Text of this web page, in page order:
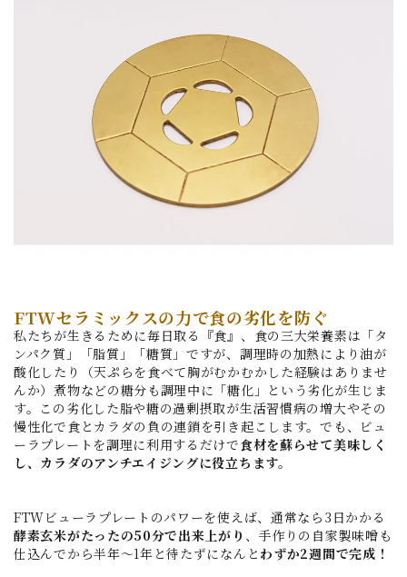
FTWセラミックスの力で食の劣化を防ぐ
私たちが生きるために毎日取る『食』、食の三大栄養素は「タ
ンパク質」「脂質」「糖質」ですが、調理時の加熱により油が
酸化したり（天ぷらを食べて胸がむかむかした経験はありませ
んか）煮物などの糖分も調理中に「糖化」という劣化が生じま
す。この劣化した脂や糖の過剰摂取が生活習慣病の増大やその
慢性化で食とカラダの負の連鎖を引き起こします。でも、ビュ
ーラプレートを調理に利用するだけで食材を蘇らせて美味しく
し、カラダのアンチエイジングに役立ちます。
FTWビューラプレートのパワーを使えば、通常なら3日かかる
酵素玄米がたったの50分で出来上がり 、手作りの自家製味噌も
仕込んでから半年～1年と待たずになんと わずか2週間で完成！